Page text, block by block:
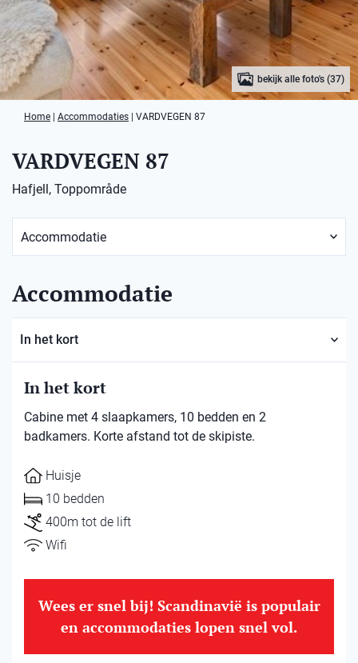
bekijk alle foto's (37)
Home Accommodaties VARDVEGEN 87
VARDVEGEN 87
Hafjell, Toppområde
Accommodatie
In het kort
In het kort
Cabine met 4 slaapkamers, 10 bedden en 2
badkamers. Korte afstand tot de skipiste.
Huisje
10 bedden
400m tot de lift
Wifi
Wees er snel bij! Scandinavië is populair
en accommodaties lopen snel vol.